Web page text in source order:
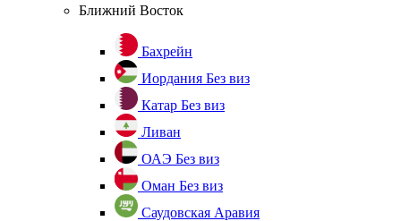
Ближний Восток
Бахрейн
Иордания Без виз
Катар Без виз
Ливан
ОАЭ Без виз
Оман Без виз
Саудовская Аравия